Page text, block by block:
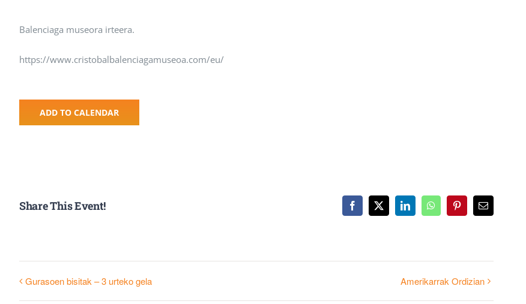
Balenciaga museora irteera.
https://www.cristobalbalenciagamuseoa.com/eu/
ADD TO CALENDAR
Share This Event! Facebook
X LinkedInWhatsAppPinterestEmail
Gurasoen bisitak – 3 urteko gela Amerikarrak Ordizian